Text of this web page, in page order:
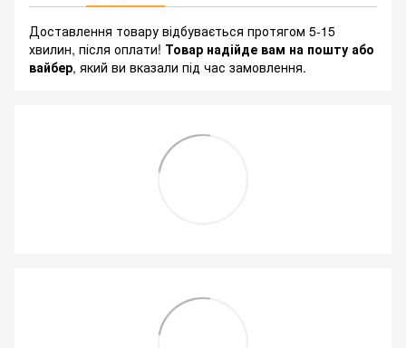
Доставлення товару відбувається протягом 5-15
хвилин, після оплати! Товар надійде вам на пошту або
вайбер, який ви вказали під час замовлення.